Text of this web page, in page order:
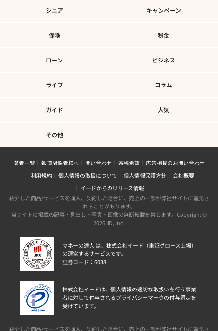
シニア キャンペーン
保険 税金
ローン ビジネス
ライフ コラム
ガイド 人気
その他
著者一覧 報道関係者様へ 問い合わせ 寄稿希望
広告掲載のお問い合わせ
利用規約
個人情報の取扱について 個人情報保護方針
会社概要
イードからのリリース情報
紹介した商品/サービスを購入、契約した場合に、売上の一部が弊社サイトに還元さ
れることがあります。
当サイトに掲載の記事・見出し・写真・画像の無断転載を禁じます。Copyright ©
2026 IID, Inc.
マネーの達人 は、株式会社イード（東証グロース上場）
の運営するサービスです。
証券コード：6038
株式会社イードは、個人情報の適切な取扱いを行う事業
者に対して付与されるプライバシーマークの付与認定を
受けています。
紹介した商品/サービスを購入、契約した場合に、売上の一部が弊社サイトに還元さ